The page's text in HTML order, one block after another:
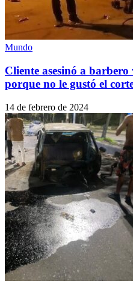
Mundo
Cliente asesinó a barbero
porque no le gustó el
14 de febrero de 2024